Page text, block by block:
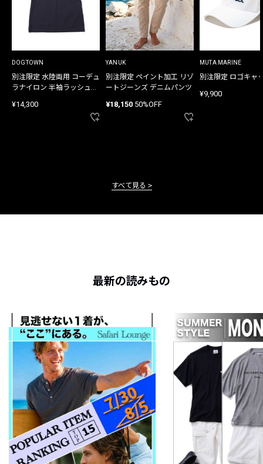
DOGTOWN
別注限定 水陸両用 コーデュ
ラナイロン 半袖ラッシュガ
¥14,300
YANUK
別注限定 ペイント加工 リゾ
ートジーンズ デニムパンツ
¥18,150 50%OFF
MUTA MARINE
別注限定 ロゴキャ
¥9,900
すべて見る
最新の読みもの